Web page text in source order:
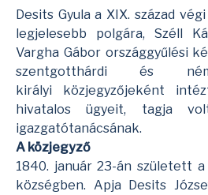
Desits Gyula a XIX. század
legjelesebb polgára, Széll
Vargha Gábor országgyűlési
szentgotthárdi és
királyi közjegyzőjeként
hivatalos ügyeit, tagja
igazgatótanácsának.
A közjegyző
1840. január 23-án született a
községben. Apja Desits